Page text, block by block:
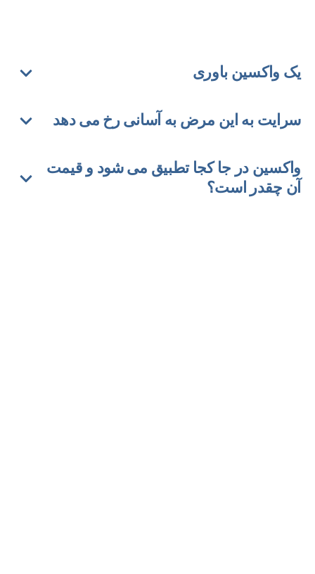
يک واکسين باوری
سرايت به اين مرض به آسانی رخ می دهد
واکسين در جا کجا تطبيق می شود و قيمت
آن چقدر است؟